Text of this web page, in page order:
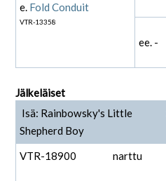
e. Fold Conduit
VTR-13358
ee. -
Jälkeläiset
Isä: Rainbowsky's Little
Shepherd Boy
VTR-18900 narttu